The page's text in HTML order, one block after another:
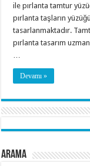
ile pırlanta tamtur
pırlanta taşların
tasarlanmaktadır.
pırlanta tasarım
Devamı »
Arama